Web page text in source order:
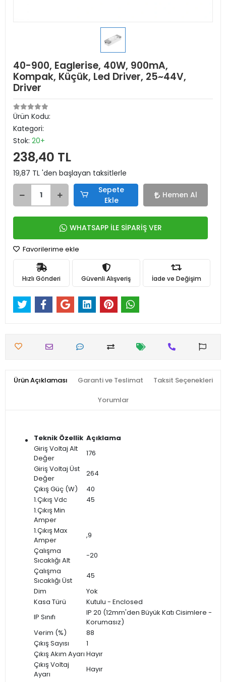
40-900, Eaglerise, 40W, 900mA,
Kompak, Küçük, Led Driver, 25~44V,
Driver
Ürün Kodu:
Kategori:
Stok: 20+
238,40 TL
19,87 TL 'den başlayan taksitlerle
Sepete
Ekle
Hemen Al
WHATSAPP İLE SİPARİŞ VER
Favorilerime ekle
Hızlı Gönderi Güvenli Alışveriş İade ve Değişim
Ürün Açıklaması Garanti ve Teslimat Taksit Seçenekleri
Yorumlar
Teknik Özellik Açıklama
Giriş Voltaj Alt
Değer
176
Giriş Voltaj Üst
Değer
264
Çıkış Güç (W)
40
1.Çıkış Vdc
45
1.Çıkış Min
Amper
1.Çıkış Max
Amper
,9
Çalışma
Sıcaklığı Alt
-20
Çalışma
Sıcaklığı Üst
45
Dim
Yok
Kasa Türü
Kutulu - Enclosed
IP Sınıfı
IP 20 (12mm'den Büyük Katı Cisimlere -
Korumasız)
Verim (%)
88
Çıkış Sayısı
1
Çıkış Akım Ayarı Hayır
Çıkış Voltaj
Ayarı
Hayır